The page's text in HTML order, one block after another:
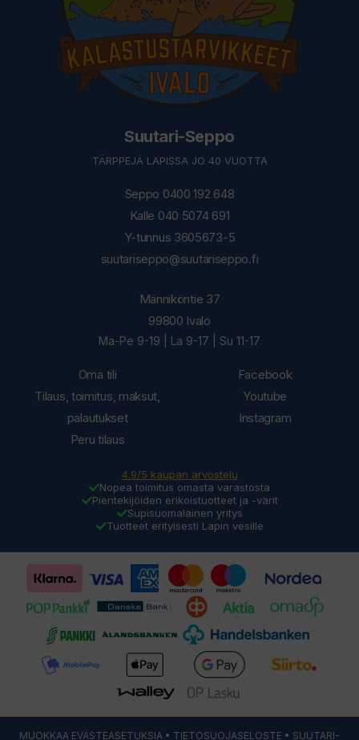
Suutari-Seppo
TÄRPPEJÄ LAPISSA JO 40 VUOTTA
Seppo 0400 192 648
Kalle 040 5074 691
Y-tunnus 3605673-5
suutariseppo@suutariseppo.fi
Oma tili
Tilaus, toimitus, maksut,
palautukset
Peru tilaus
Männiköntie 37
99800 Ivalo
Ma-Pe 9-19 | La 9-17 | Su 11-17
Facebook
Youtube
Instagram
4.9/5 kaupan arvostelu
Nopea toimitus omasta varastosta
Pientekijöiden erikoistuotteet ja -värit
Supisuomalainen yritys
Tuotteet erityisesti Lapin vesille
MUOKKAA EVÄSTEASETUKSIA • TIETOSUOJASELOSTE • SUUTARI-